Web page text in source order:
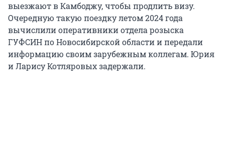
выезжают в Камбоджу, чтобы продлить визу.
Очередную такую поездку летом 2024 года
вычислили оперативники отдела розыска
ГУФСИН по Новосибирской области и передали
информацию своим зарубежным коллегам. Юрия
и Ларису Котляровых задержали.